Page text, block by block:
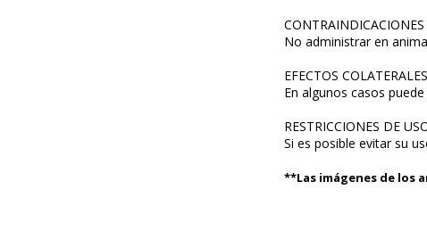
CONTRAINDICACIONES
No administrar en
EFECTOS COLATERALES
En algunos casos
RESTRICCIONES DE
Si es posible evitar su
**Las imágenes de los